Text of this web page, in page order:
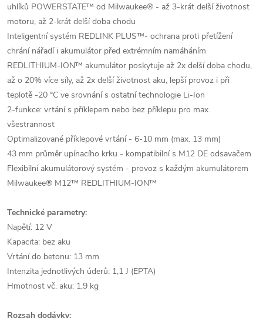
uhlíků POWERSTATE™ od Milwaukee® - až 3-krát delší životnost
motoru, až 2-krát delší doba chodu
Inteligentní systém REDLINK PLUS™- ochrana proti přetížení
chrání nářadí i akumulátor před extrémním namáháním
REDLITHIUM-ION™ akumulátor poskytuje až 2x delší doba chodu,
až o 20% více síly, až 2x delší životnost aku, lepší provoz i při
teplotě -20 °C ve srovnání s ostatní technologie Li-Ion
2-funkce: vrtání s příklepem nebo bez příklepu pro max.
všestrannost
Optimalizované příklepové vrtání - 6-10 mm (max. 13 mm)
43 mm průměr upínacího krku - kompatibilní s M12 DE odsavačem
Flexibilní akumulátorový systém - provoz s každým akumulátorem
Milwaukee® M12™ REDLITHIUM-ION™
Technické parametry:
Napětí: 12 V
Kapacita: bez aku
Vrtání do betonu: 13 mm
Intenzita jednotlivých úderů: 1,1 J (EPTA)
Hmotnost vč. aku: 1,9 kg
Rozsah dodávky: